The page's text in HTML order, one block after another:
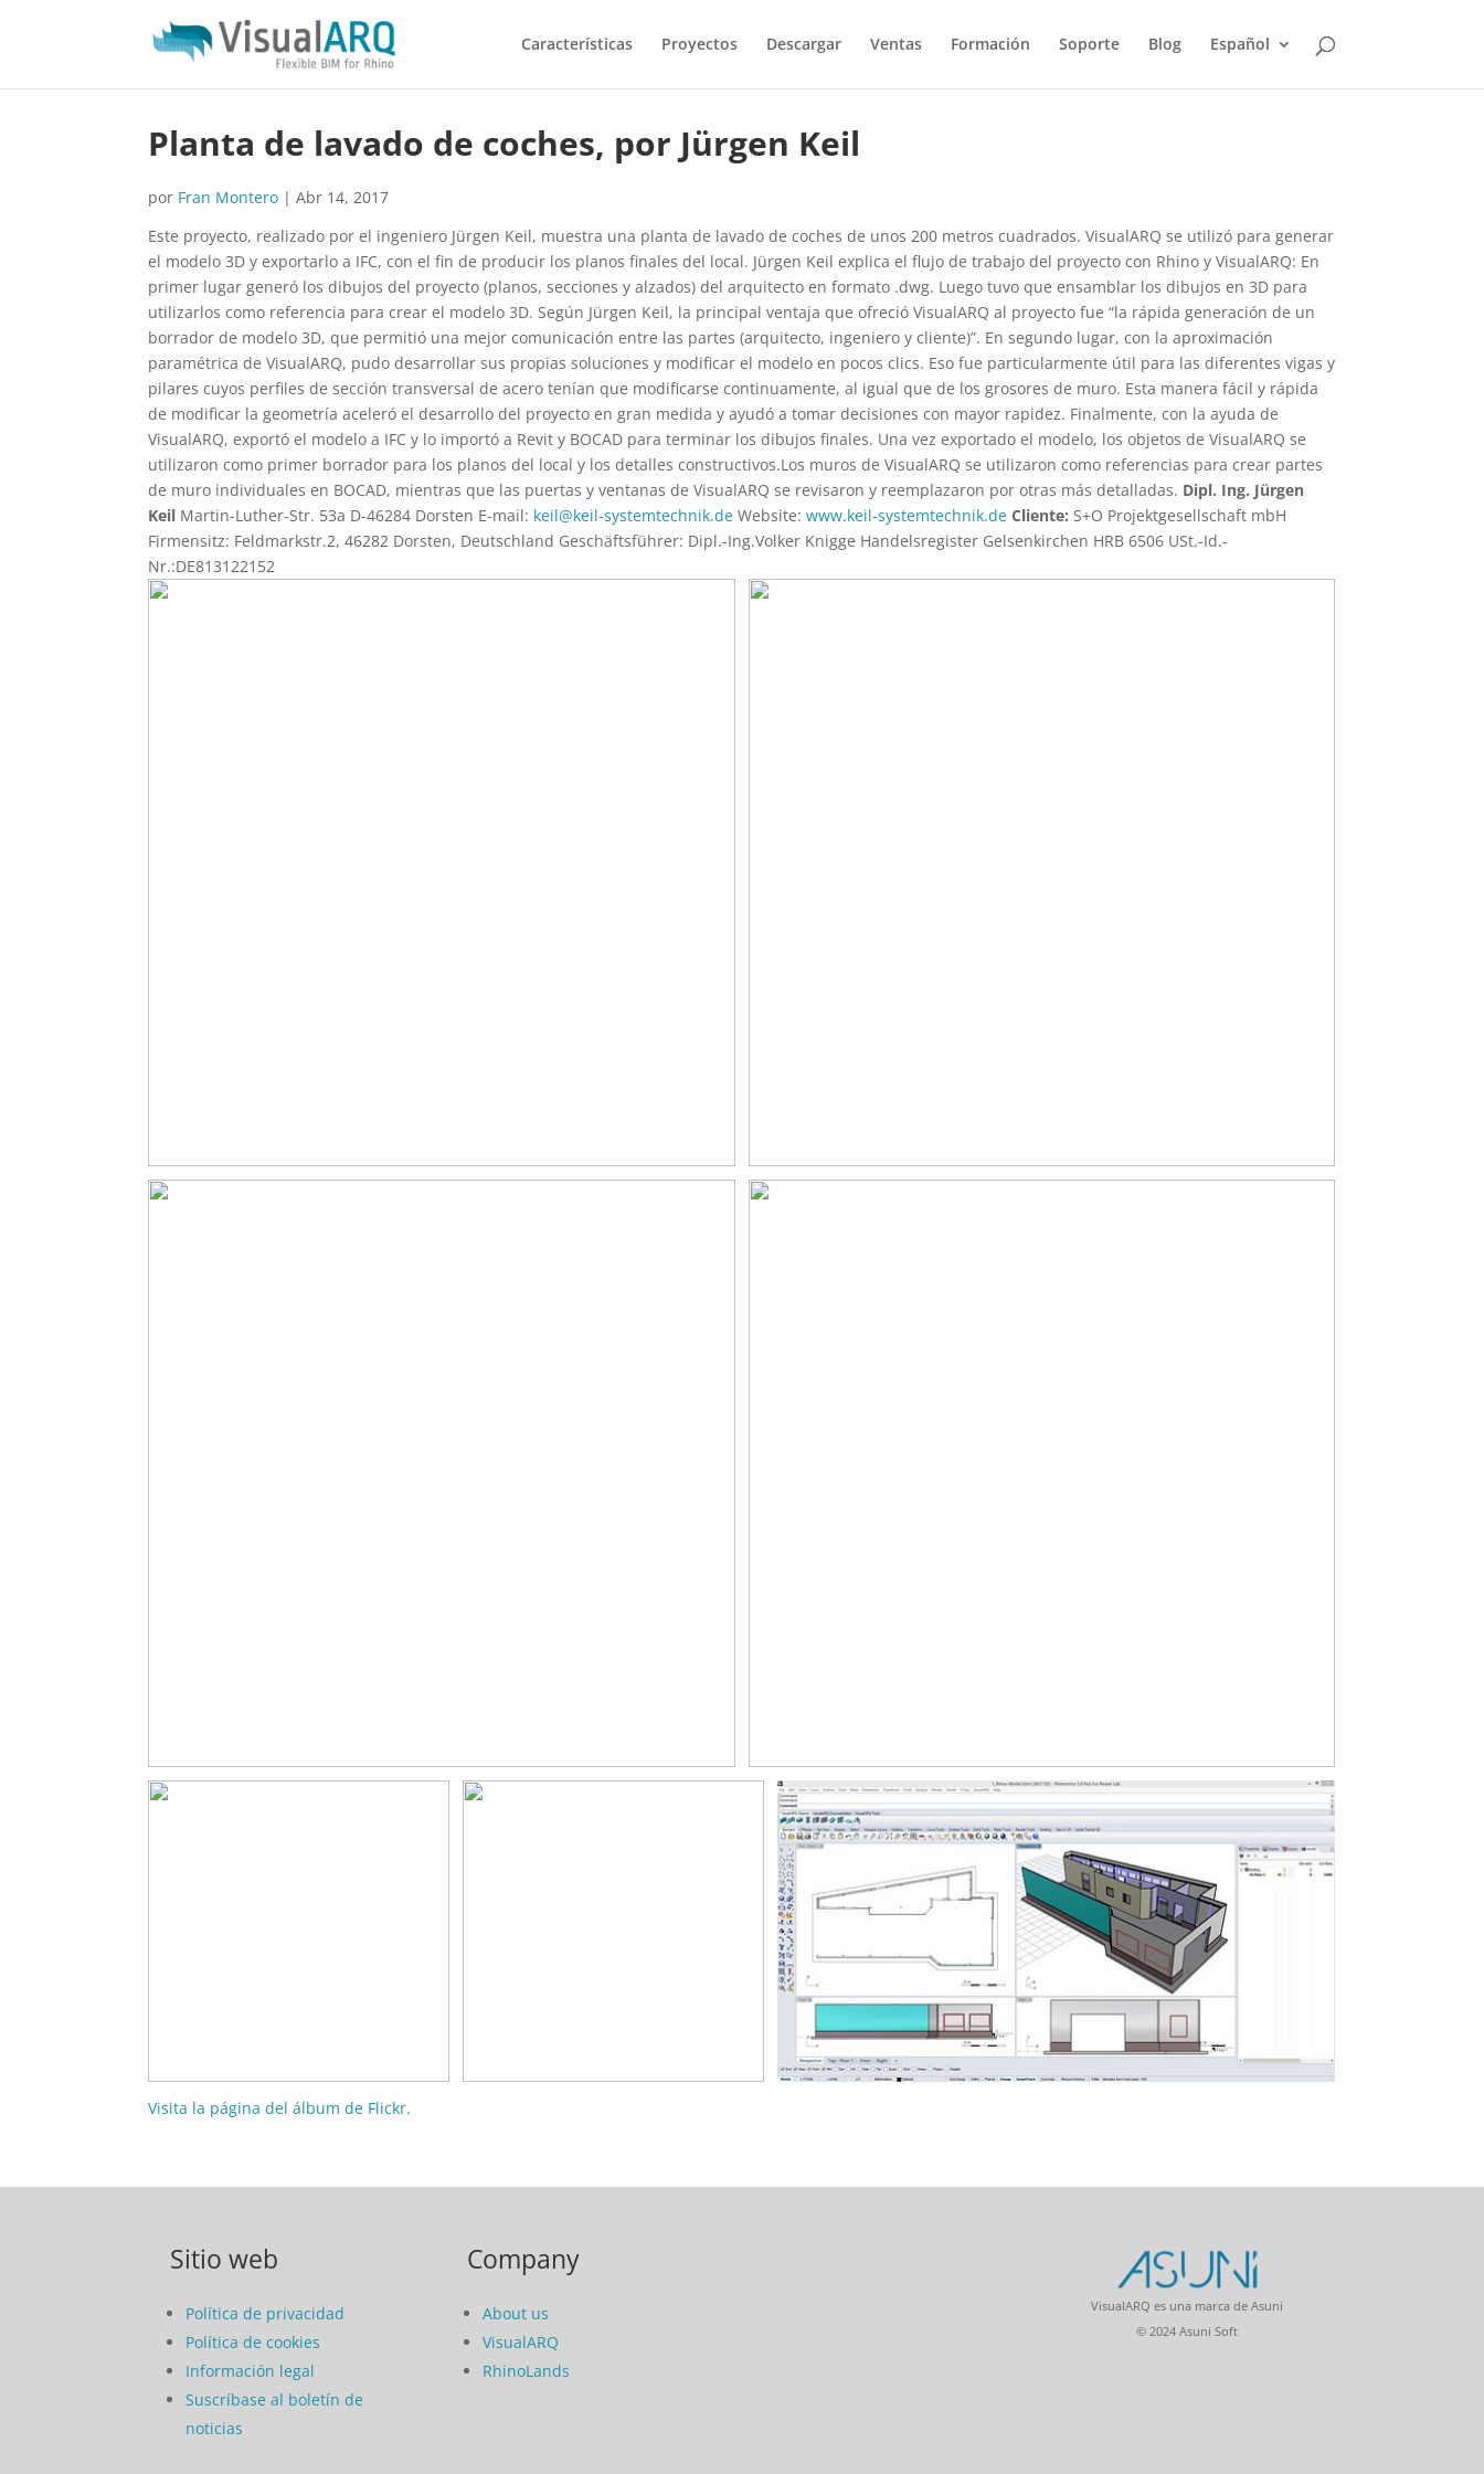
Características Proyectos Descargar Ventas Formación Soporte Blog Español
Planta de lavado de coches, por Jürgen Keil
por Fran Montero |Abr 14, 2017
Este proyecto, realizado por el ingeniero Jürgen Keil, muestra una planta de lavado de coches de unos 200 metros cuadrados. VisualARQ se utilizó para generar
el modelo 3D y exportarlo a IFC, con el fin de producir los planos finales del local. Jürgen Keil explica el flujo de trabajo del proyecto con Rhino y VisualARQ: En
primer lugar generó los dibujos del proyecto (planos, secciones y alzados) del arquitecto en formato .dwg. Luego tuvo que ensamblar los dibujos en 3D para
utilizarlos como referencia para crear el modelo 3D. Según Jürgen Keil, la principal ventaja que ofreció VisualARQ al proyecto fue “la rápida generación de un
borrador de modelo 3D, que permitió una mejor comunicación entre las partes (arquitecto, ingeniero y cliente)”. En segundo lugar, con la aproximación
paramétrica de VisualARQ, pudo desarrollar sus propias soluciones y modificar el modelo en pocos clics. Eso fue particularmente útil para las diferentes vigas y
pilares cuyos perfiles de sección transversal de acero tenían que modificarse continuamente, al igual que de los grosores de muro. Esta manera fácil y rápida
de modificar la geometría aceleró el desarrollo del proyecto en gran medida y ayudó a tomar decisiones con mayor rapidez. Finalmente, con la ayuda de
VisualARQ, exportó el modelo a IFC y lo importó a Revit y BOCAD para terminar los dibujos finales. Una vez exportado el modelo, los objetos de VisualARQ se
utilizaron como primer borrador para los planos del local y los detalles constructivos.Los muros de VisualARQ se utilizaron como referencias para crear partes
de muro individuales en BOCAD, mientras que las puertas y ventanas de VisualARQ se revisaron y reemplazaron por otras más detalladas. Dipl. Ing. Jürgen
Keil Martin-Luther-Str. 53a D-46284 Dorsten E-mail: keil@keil-systemtechnik.de Website:www.keil-systemtechnik.de Cliente: S+O Projektgesellschaft mbH
Firmensitz: Feldmarkstr.2, 46282 Dorsten, Deutschland Geschäftsführer: Dipl.-Ing.Volker Knigge Handelsregister Gelsenkirchen HRB 6506 USt.-Id.-
Nr.:DE813122152
Visita la página del álbum de Flickr.
Sitio web
Política de privacidad
Política de cookies
Información legal
Suscríbase al boletín de
noticias
Company
About us
VisualARQ
RhinoLands
VisualARQ es una marca de Asuni
© 2024 Asuni Soft